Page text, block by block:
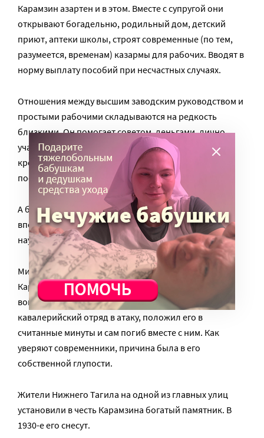
Карамзин азартен и в этом. Вместе с супругой они
открывают богадельню, родильный дом, детский
приют, аптеки школы, строят современные (по тем,
разумеется, временам) казармы для рабочих. Вводят в
норму выплату пособий при несчастных случаях.
Отношения между высшим заводским руководством и
простыми рабочими складываются на редкость
близкими. Он помогает советом, деньгами, лично
участвует в разрешении всякого рода проблем. Она
крестит детей, участвует в сидит на свадьбах
посаженной матерью, открывает богадельню.
А библиотека, собранная при Андрее Николаевиче,
впоследствии станет заделом для формирования
научной библиотеке нижнетагильского музея.
Мирная жизнь, однако же, приелась. В 1853 году
Карамзин добровольцем отправился на Крымскую
войну, где и нашел свою кончину. Повел
кавалерийский отряд в атаку, положил его в
считанные минуты и сам погиб вместе с ним. Как
уверяют современники, причина была в его
собственной глупости.
Жители Нижнего Тагила на одной из главных улиц
установили в честь Карамзина богатый памятник. В
1930-е его снесут.